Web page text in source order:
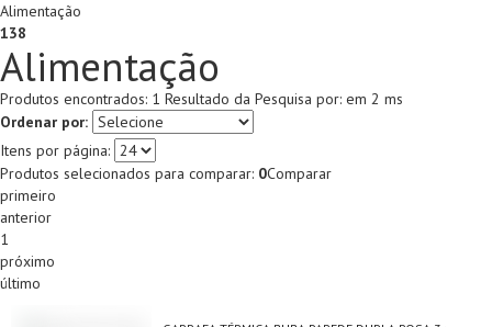
Alimentação
138
Alimentação
Produtos encontrados: 1 Resultado da Pesquisa por: em 2 ms
Ordenar por:
Itens por página:
Produtos selecionados para comparar: 0Comparar
primeiro
anterior
1
próximo
último